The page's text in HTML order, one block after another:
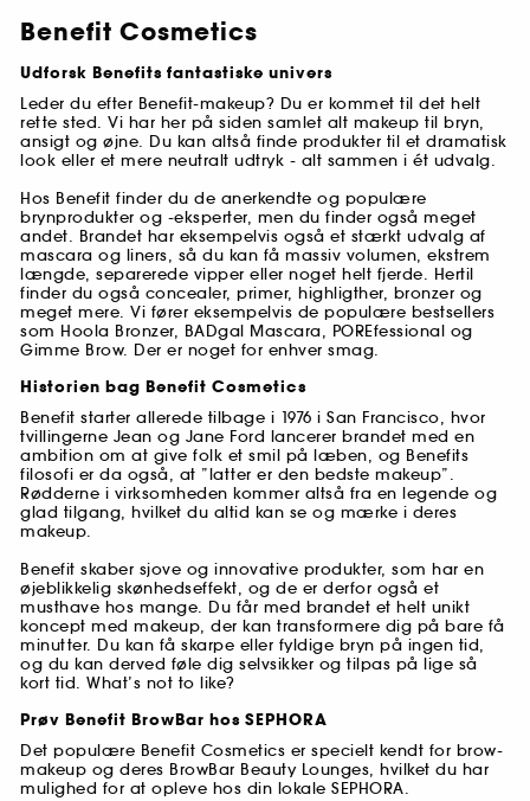
Benefit Cosmetics
Udforsk Benefits fantastiske univers
Leder du efter Benefit-makeup? Du er kommet til det helt
rette sted. Vi har her på siden samlet alt makeup til bryn,
ansigt og øjne. Du kan altså finde produkter til et dramatisk
look eller et mere neutralt udtryk - alt sammen i ét udvalg.
Hos Benefit finder du de anerkendte og populære
brynprodukter og -eksperter, men du finder også meget
andet. Brandet har eksempelvis også et stærkt udvalg af
mascara og liners, så du kan få massiv volumen, ekstrem
længde, separerede vipper eller noget helt fjerde. Hertil
finder du også concealer, primer, highligther, bronzer og
meget mere. Vi fører eksempelvis de populære bestsellers
som Hoola Bronzer, BADgal Mascara, POREfessional og
Gimme Brow. Der er noget for enhver smag.
Historien bag Benefit Cosmetics
Benefit starter allerede tilbage i 1976 i San Francisco, hvor
tvillingerne Jean og Jane Ford lancerer brandet med en
ambition om at give folk et smil på læben, og Benefits
filosofi er da også, at ”latter er den bedste makeup”.
Rødderne i virksomheden kommer altså fra en legende og
glad tilgang, hvilket du altid kan se og mærke i deres
makeup.
Benefit skaber sjove og innovative produkter, som har en
øjeblikkelig skønhedseffekt, og de er derfor også et
musthave hos mange. Du får med brandet et helt unikt
koncept med makeup, der kan transformere dig på bare få
minutter. Du kan få skarpe eller fyldige bryn på ingen tid,
og du kan derved føle dig selvsikker og tilpas på lige så
kort tid. What’s not to like?
Prøv Benefit BrowBar hos SEPHORA
Det populære Benefit Cosmetics er specielt kendt for brow-
makeup og deres BrowBar Beauty Lounges, hvilket du har
mulighed for at opleve hos din lokale SEPHORA.